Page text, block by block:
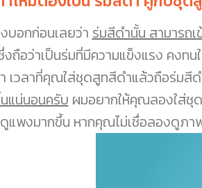
บอกก่อนเลยว่า ร่มสีดำนั้น สามารถ
ถือว่าเป็นร่มที่มีความแข็งแรง คงทน
เวลาที่คุณใส่ชุดสูทสีดำแล้วถือร่มสี
แน่นอนครับ ผมอยากให้คุณลองใส่ชุ
แพงมากขึ้น หากคุณไม่เชื่อลองดูภา